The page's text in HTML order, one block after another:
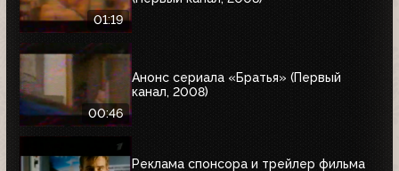
01:19
00:46
Анонс сериала «Братья» (Первый
канал, 2008)
Реклама спонсора и трейлер фильма